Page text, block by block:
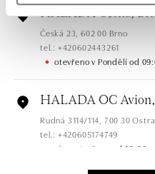
HALADA Česká,
Česká 23, 602 00 Brno
tel.: +420602443261
otevřeno v Pondělí od
HALADA OC Avion,
Rudná 3114/114, 700 30
tel.: +420605174749
zítra otevřeno od 09:00